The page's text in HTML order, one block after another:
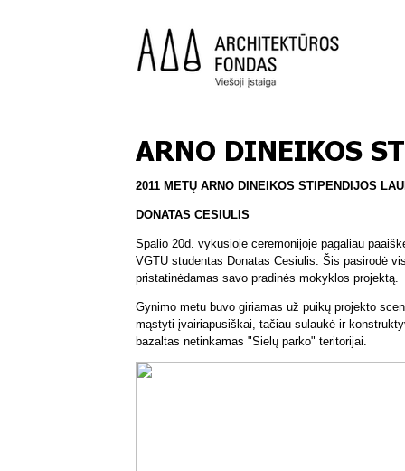
2011 METŲ ARNO DINEIKOS STIPENDIJOS
DONATAS CESIULIS
Spalio 20d. vykusioje ceremonijoje pagaliau
VGTU studentas Donatas Cesiulis. Šis pasirodė
pristatinėdamas savo pradinės mokyklos projektą.
Gynimo metu buvo giriamas už puikų projekto
mąstyti įvairiapusiškai, tačiau sulaukė ir
bazaltas netinkamas "Sielų parko" teritorijai.